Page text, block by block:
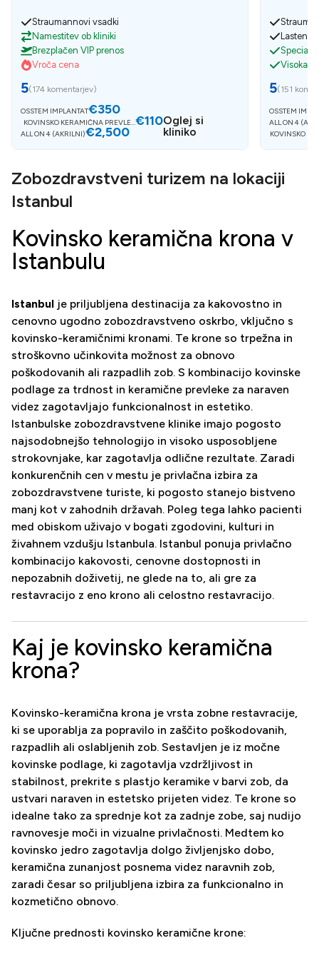
Straumannovi vsadki
Namestitev ob kliniki
Brezplačen VIP prenos
Vroča cena
5(174 komentarjev)
OSSTEM IMPLANTAT€350
KOVINSKO KERAMIČNA PREVLEK€110
ALL ON 4 (AKRILNI)€2,500
Oglej si
kliniko
Lasten
Visoka
5(151
OSSTEM
ALL ON 4
KOVINSKO
Zobozdravstveni turizem na lokaciji
Istanbul
Kovinsko keramična krona v
Istanbulu
Istanbul je priljubljena destinacija za kakovostno in
cenovno ugodno zobozdravstveno oskrbo, vključno s
kovinsko-keramičnimi kronami. Te krone so trpežna in
stroškovno učinkovita možnost za obnovo
poškodovanih ali razpadlih zob. S kombinacijo kovinske
podlage za trdnost in keramične prevleke za naraven
videz zagotavljajo funkcionalnost in estetiko.
Istanbulske zobozdravstvene klinike imajo pogosto
najsodobnejšo tehnologijo in visoko usposobljene
strokovnjake, kar zagotavlja odlične rezultate. Zaradi
konkurenčnih cen v mestu je privlačna izbira za
zobozdravstvene turiste, ki pogosto stanejo bistveno
manj kot v zahodnih državah. Poleg tega lahko pacienti
med obiskom uživajo v bogati zgodovini, kulturi in
živahnem vzdušju Istanbula. Istanbul ponuja privlačno
kombinacijo kakovosti, cenovne dostopnosti in
nepozabnih doživetij, ne glede na to, ali gre za
restavracijo z eno krono ali celostno restavracijo.
Kaj je kovinsko keramična
krona?
Kovinsko-keramična krona je vrsta zobne restavracije,
ki se uporablja za popravilo in zaščito poškodovanih,
razpadlih ali oslabljenih zob. Sestavljen je iz močne
kovinske podlage, ki zagotavlja vzdržljivost in
stabilnost, prekrite s plastjo keramike v barvi zob, da
ustvari naraven in estetsko prijeten videz. Te krone so
idealne tako za sprednje kot za zadnje zobe, saj nudijo
ravnovesje moči in vizualne privlačnosti. Medtem ko
kovinsko jedro zagotavlja dolgo življenjsko dobo,
keramična zunanjost posnema videz naravnih zob,
zaradi česar so priljubljena izbira za funkcionalno in
kozmetično obnovo.
Ključne prednosti kovinsko keramične krone: